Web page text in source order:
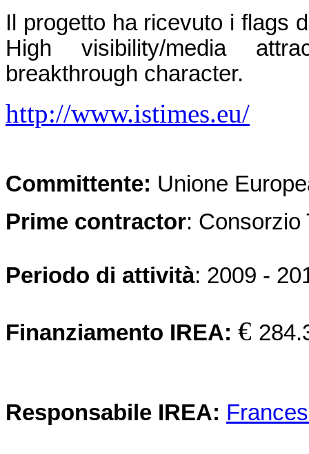
Il progetto ha ricevuto i flags
High visibility/media
breakthrough character.
http://www.istimes.eu/
Committente: Unione
Prime contractor: Consorzio
Periodo di attività: 2009 -
Finanziamento IREA: €
Responsabile IREA: